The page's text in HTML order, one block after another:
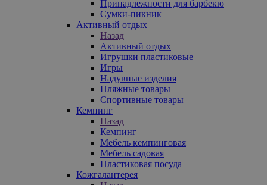
Принадлежности для барбекю
Сумки-пикник
Активный отдых
Назад
Активный отдых
Игрушки пластиковые
Игры
Надувные изделия
Пляжные товары
Спортивные товары
Кемпинг
Назад
Кемпинг
Мебель кемпинговая
Мебель садовая
Пластиковая посуда
Кожгалантерея